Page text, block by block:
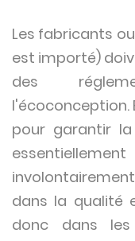
Les fabricants
est importé)
des
l'écoconception.
pour garantir
dans la qualité
donc dans